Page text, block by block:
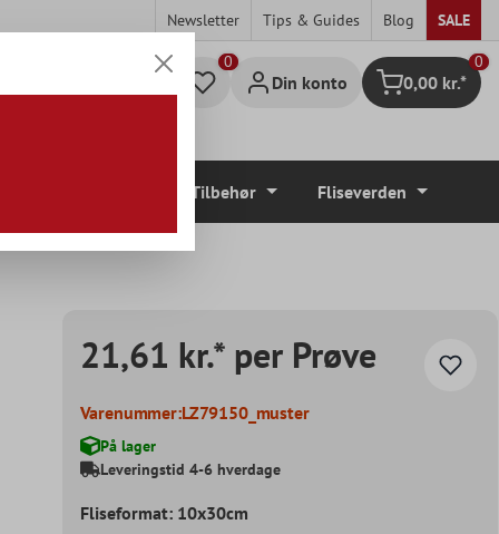
Newsletter Tips & Guides Blog SALE
Din konto Indkøbskurv
0
0,00 kr.*
Tilbehør Fliseverden
21,61 kr.* per Prøve
Varenummer:LZ79150_muster
På lager
Leveringstid 4-6 hverdage
Fliseformat: 10x30cm